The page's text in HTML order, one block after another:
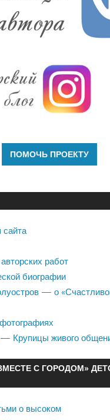
работ
биографии
— о
Крупицы живого
С ГОРОДОМ»
о высоком